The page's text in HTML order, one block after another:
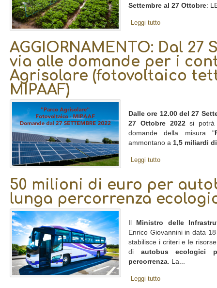
Settembre al 27 Ottobre:
Leggi tutto
AGGIORNAMENTO: Dal 27
via alle domande per i
Agrisolare (fotovoltaico
MIPAAF)
Dalle ore 12.00 del 27
27 Ottobre 2022si potrà
domande della misura "
ammontano a 1,5 miliardi
Leggi tutto
50 milioni di euro per
lunga percorrenza
Ministro delle
Enrico Giovannini in data
stabilisce i criteri e le
di autobus ecologici
percorrenza. La...
Leggi tutto